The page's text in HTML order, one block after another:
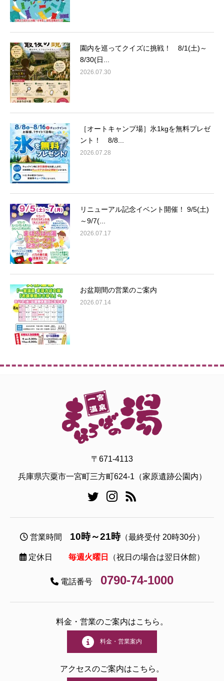
園内を巡ってクイズに挑戦！ 8/1(土)～
8/30(日...
2026.07.30
［オートキャンプ場］氷1kgを無料プレゼ
ント！ 8/8...
2026.07.28
リニューアル記念イベント開催！ 9/5(土)
～9/7(...
2026.07.17
お盆期間の営業のご案内
2026.07.14
〒671-4113
兵庫県宍粟市一宮町三方町624-1（家原遺跡公園内）
営業時間 10時～21時（最終受付 20時30分）
定休日 毎週火曜日 （祝日の場合は翌日休館）
電話番号 0790-74-1000
料金・営業のご案内はこちら。
料金・営業案内
アクセスのご案内はこちら。